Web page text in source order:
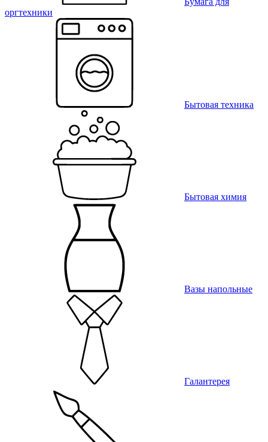
оргтехники
Бытовая техника
Бытовая химия
Вазы напольные
Галантерея